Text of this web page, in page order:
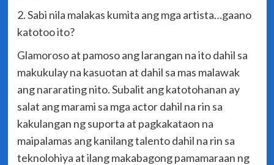
2. Sabi nila malakas kumita ang mga artista…gaano
katotoo ito?
Glamoroso at pamoso ang larangan na ito dahil sa
makukulay na kasuotan at dahil sa mas malawak
ang nararating nito. Subalit ang katotohanan ay
salat ang marami sa mga actor dahil na rin sa
kakulangan ng suporta at pagkakataon na
maipalamas ang kanilang talento dahil na rin sa
teknolohiya at ilang makabagong pamamaraan ng